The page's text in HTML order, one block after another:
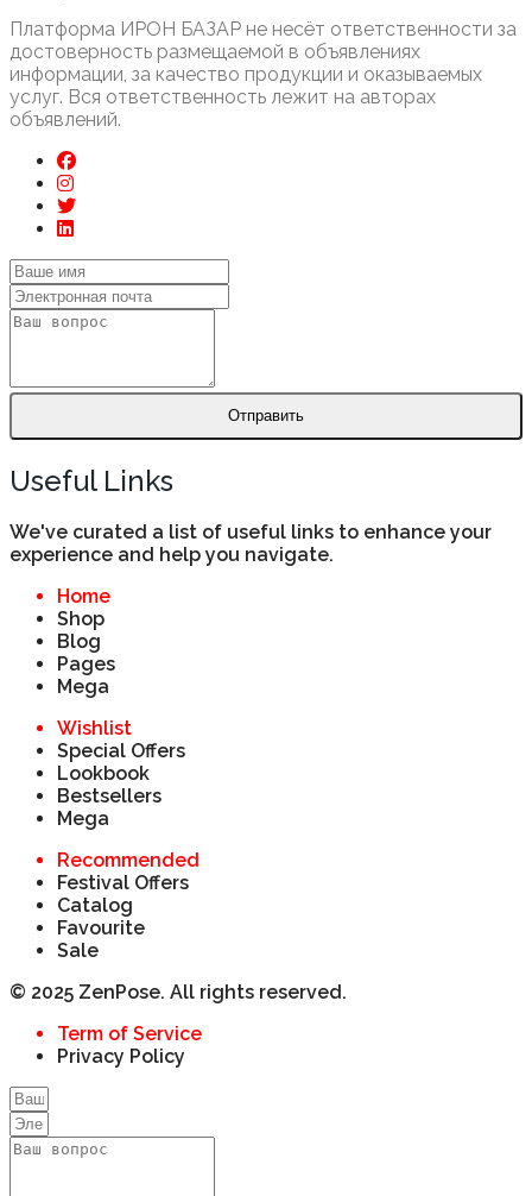
Платформа ИРОН БАЗАР не несёт ответственности за
достоверность размещаемой в объявлениях
информации, за качество продукции и оказываемых
услуг. Вся ответственность лежит на авторах
объявлений.
Отправить
Useful Links
We've curated a list of useful links to enhance your
experience and help you navigate.
Home
Shop
Blog
Pages
Mega
Wishlist
Special Offers
Lookbook
Bestsellers
Mega
Recommended
Festival Offers
Catalog
Favourite
Sale
© 2025 ZenPose. All rights reserved.
Term of Service
Privacy Policy